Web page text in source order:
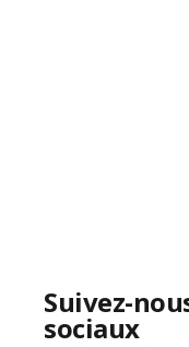
Suivez-
sociaux